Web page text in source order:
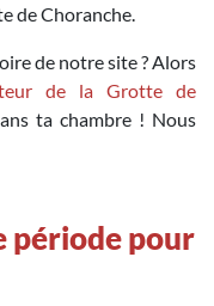
de Choranche.
de notre site ? Alors
de la Grotte de
ta chambre ! Nous
période pour